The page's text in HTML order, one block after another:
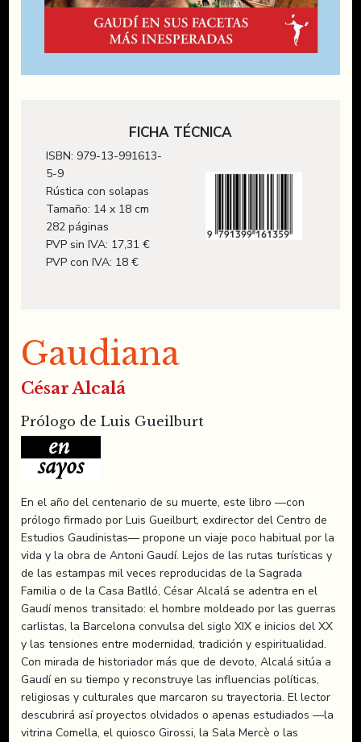
FICHA TÉCNICA
ISBN: 979-13-991613-
5-9
Rústica con solapas
Tamaño: 14 x 18 cm
282 páginas
PVP sin IVA: 17,31 €
PVP con IVA: 18 €
Gaudiana
César Alcalá
Prólogo de Luis Gueilburt
En el año del centenario de su muerte, este libro —con
prólogo firmado por Luis Gueilburt, exdirector del Centro de
Estudios Gaudinistas— propone un viaje poco habitual por la
vida y la obra de Antoni Gaudí. Lejos de las rutas turísticas y
de las estampas mil veces reproducidas de la Sagrada
Familia o de la Casa Batlló, César Alcalá se adentra en el
Gaudí menos transitado: el hombre moldeado por las guerras
carlistas, la Barcelona convulsa del siglo XIX e inicios del XX
y las tensiones entre modernidad, tradición y espiritualidad.
Con mirada de historiador más que de devoto, Alcalá sitúa a
Gaudí en su tiempo y reconstruye las influencias políticas,
religiosas y culturales que marcaron su trayectoria. El lector
descubrirá así proyectos olvidados o apenas estudiados —la
vitrina Comella, el quiosco Girossi, la Sala Mercè o las